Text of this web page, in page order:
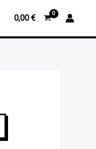
0,00 €